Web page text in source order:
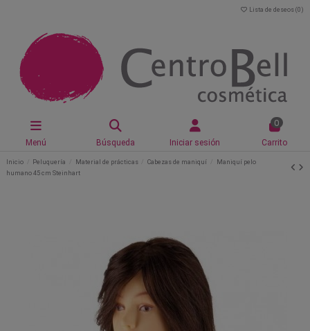
Lista de deseos (0 )
Menú Búsqueda Iniciar sesión
0
Carrito
Inicio Peluquería Material de prácticas Cabezas de maniquí
Maniquí pelo
humano 45 cm Steinhart